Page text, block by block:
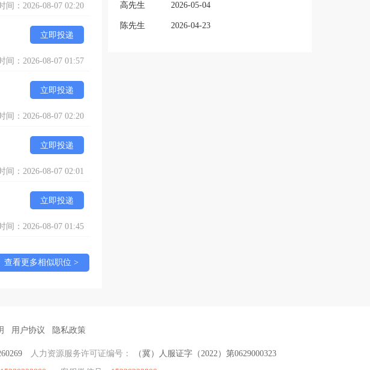
间：2026-08-07 02:20
立即投递
间：2026-08-07 01:57
立即投递
间：2026-08-07 02:20
立即投递
间：2026-08-07 02:01
立即投递
间：2026-08-07 01:45
查看更多相似职位 >
高先生 2026-05-04
陈先生 2026-04-23
用户协议 隐私政策
人力资源服务许可证编号： （冀）人服证字（2022）第0629000323